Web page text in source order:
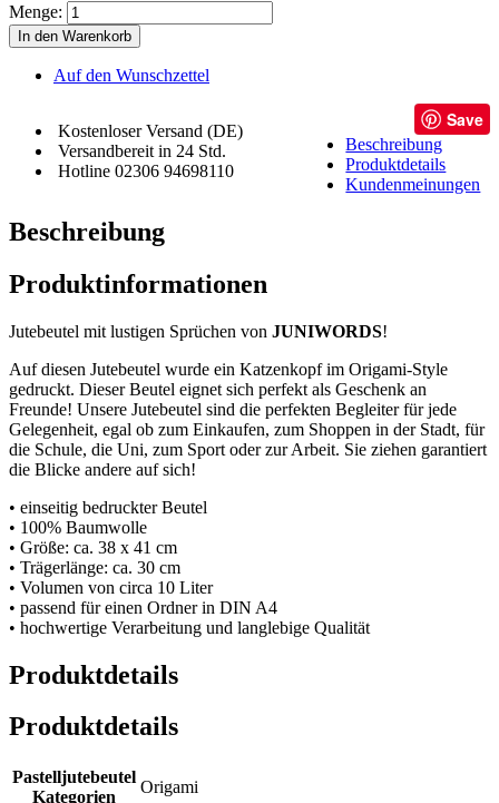
Menge:
In den Warenkorb
Auf den Wunschzettel
Kostenloser Versand (DE)
Versandbereit in 24 Std.
Hotline 02306 94698110
Save
Beschreibung
Produktdetails
Kundenmeinungen
Beschreibung
Produktinformationen
Jutebeutel mit lustigen Sprüchen von JUNIWORDS!
Auf diesen Jutebeutel wurde ein Katzenkopf im Origami-Style
gedruckt. Dieser Beutel eignet sich perfekt als Geschenk an
Freunde! Unsere Jutebeutel sind die perfekten Begleiter für jede
Gelegenheit, egal ob zum Einkaufen, zum Shoppen in der Stadt, für
die Schule, die Uni, zum Sport oder zur Arbeit. Sie ziehen garantiert
die Blicke andere auf sich!
• einseitig bedruckter Beutel
• 100% Baumwolle
• Größe: ca. 38 x 41 cm
• Trägerlänge: ca. 30 cm
• Volumen von circa 10 Liter
• passend für einen Ordner in DIN A4
• hochwertige Verarbeitung und langlebige Qualität
Produktdetails
Produktdetails
Pastelljutebeutel
Kategorien
Origami